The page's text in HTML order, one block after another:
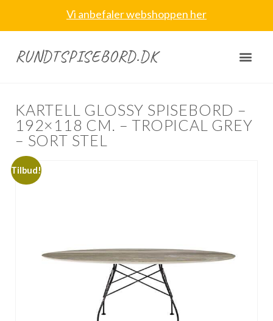
Vi anbefaler webshoppen her
RUNDTSPISEBORD.DK
KARTELL GLOSSY SPISEBORD –
192×118 CM. – TROPICAL GREY
– SORT STEL
Tilbud!